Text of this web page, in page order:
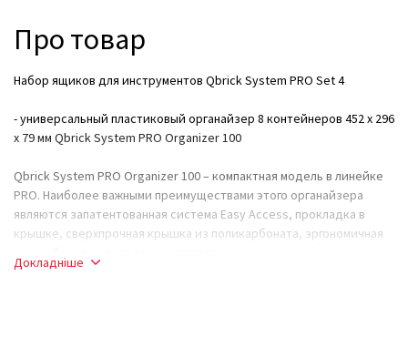
Про товар
Набор ящиков для инструментов Qbrick System PRO Set 4
- универсальный пластиковый органайзер 8 контейнеров 452 x 296
x 79 мм Qbrick System PRO Organizer 100
Qbrick System PRO Organizer 100 – компактная модель в линейке
PRO. Наиболее важными преимуществами этого органайзера
являются запатентованная система Easy Access, прокладка в
крышке, сверхпрочная крышка из поликарбоната, эргономичная
Докладніше